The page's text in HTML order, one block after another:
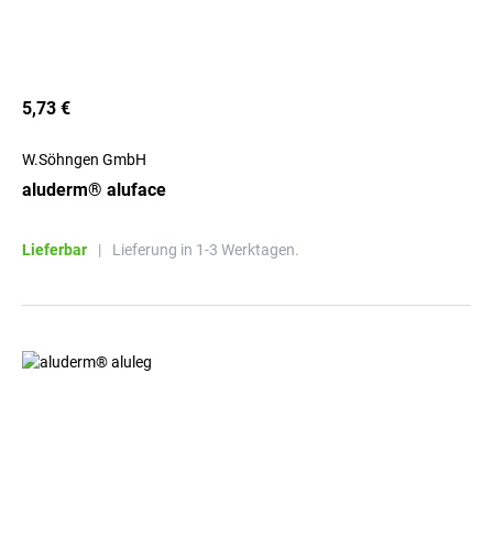
5,73 €
W.Söhngen GmbH
aluderm® aluface
Lieferbar | Lieferung in 1-3 Werktagen.